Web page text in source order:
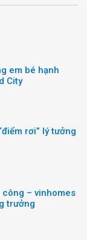
em bé hạnh
City
rơi” lý tưởng
– vinhomes
trưởng